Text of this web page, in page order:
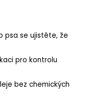
psa se ujistěte, že
pro kontrolu
bez chemických